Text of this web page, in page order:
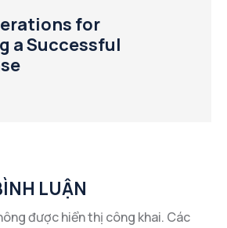
for
a Successful
LUẬN
được hiển thị công khai. Các